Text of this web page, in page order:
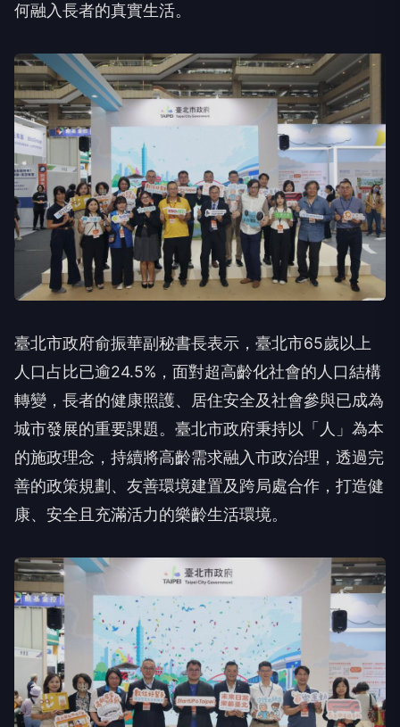
何融入長者的真實生活。
臺北市政府俞振華副秘書長表示，臺北市65歲以上
人口占比已逾24.5%，面對超高齡化社會的人口結構
轉變，長者的健康照護、居住安全及社會參與已成為
城市發展的重要課題。臺北市政府秉持以「人」為本
的施政理念，持續將高齡需求融入市政治理，透過完
善的政策規劃、友善環境建置及跨局處合作，打造健
康、安全且充滿活力的樂齡生活環境。